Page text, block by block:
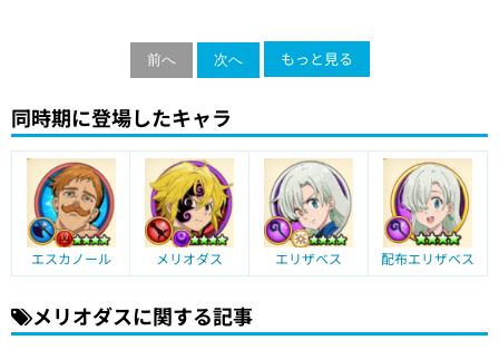
前へ 次へ もっと見る
同時期に登場したキャラ
エスカノール メリオダス エリザベス 配布エリザベス
メリオダスに関する記事